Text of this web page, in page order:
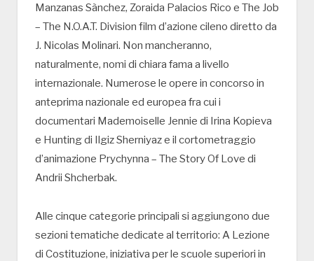
Manzanas Sànchez, Zoraida Palacios Rico e The Job
– The N.O.A.T. Division film d’azione cileno diretto da
J. Nicolas Molinari. Non mancheranno,
naturalmente, nomi di chiara fama a livello
internazionale. Numerose le opere in concorso in
anteprima nazionale ed europea fra cui i
documentari Mademoiselle Jennie di Irina Kopieva
e Hunting di Ilgiz Sherniyaz e il cortometraggio
d’animazione Prychynna – The Story Of Love di
Andrii Shcherbak.
Alle cinque categorie principali si aggiungono due
sezioni tematiche dedicate al territorio: A Lezione
di Costituzione, iniziativa per le scuole superiori in